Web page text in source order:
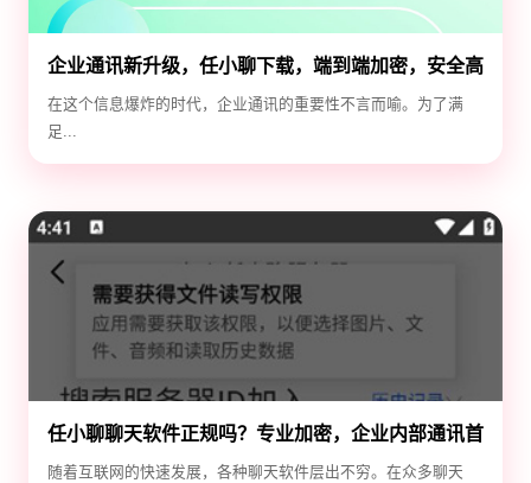
企业通讯新升级，任小聊下载，端到端加密，安全高
效！
在这个信息爆炸的时代，企业通讯的重要性不言而喻。为了满
足...
任小聊聊天软件正规吗？专业加密，企业内部通讯首
选！
随着互联网的快速发展，各种聊天软件层出不穷。在众多聊天